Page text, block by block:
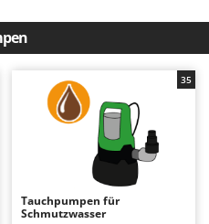
für Traktoren
Tauchpumpen für
Schmutzwasser
35